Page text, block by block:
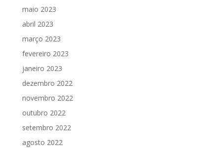
maio 2023
abril 2023
março 2023
fevereiro 2023
janeiro 2023
dezembro 2022
novembro 2022
outubro 2022
setembro 2022
agosto 2022